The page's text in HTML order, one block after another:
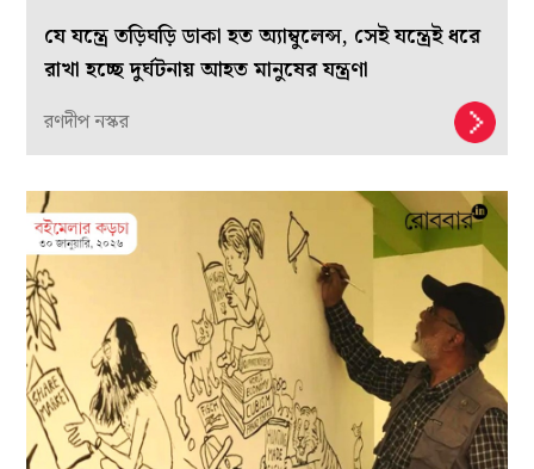
যে যন্ত্রে তড়িঘড়ি ডাকা হত অ্যাম্বুলেন্স, সেই যন্ত্রেই ধরে
রাখা হচ্ছে দুর্ঘটনায় আহত মানুষের যন্ত্রণা
রণদীপ নস্কর